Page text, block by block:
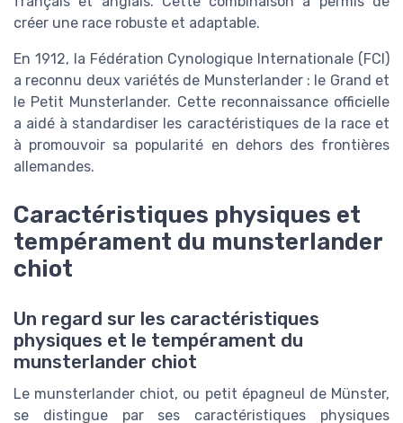
créer une race robuste et adaptable.
En 1912, la Fédération Cynologique Internationale (FCI)
a reconnu deux variétés de Munsterlander : le Grand et
le Petit Munsterlander. Cette reconnaissance officielle
a aidé à standardiser les caractéristiques de la race et
à promouvoir sa popularité en dehors des frontières
allemandes.
Caractéristiques physiques et
tempérament du munsterlander
chiot
Un regard sur les caractéristiques
physiques et le tempérament du
munsterlander chiot
Le munsterlander chiot, ou petit épagneul de Münster,
se distingue par ses caractéristiques physiques